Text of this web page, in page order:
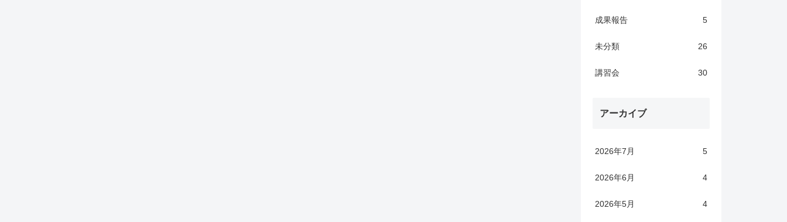
成果報告 5
未分類 26
講習会 30
アーカイブ
2026年7月 5
2026年6月 4
2026年5月 4